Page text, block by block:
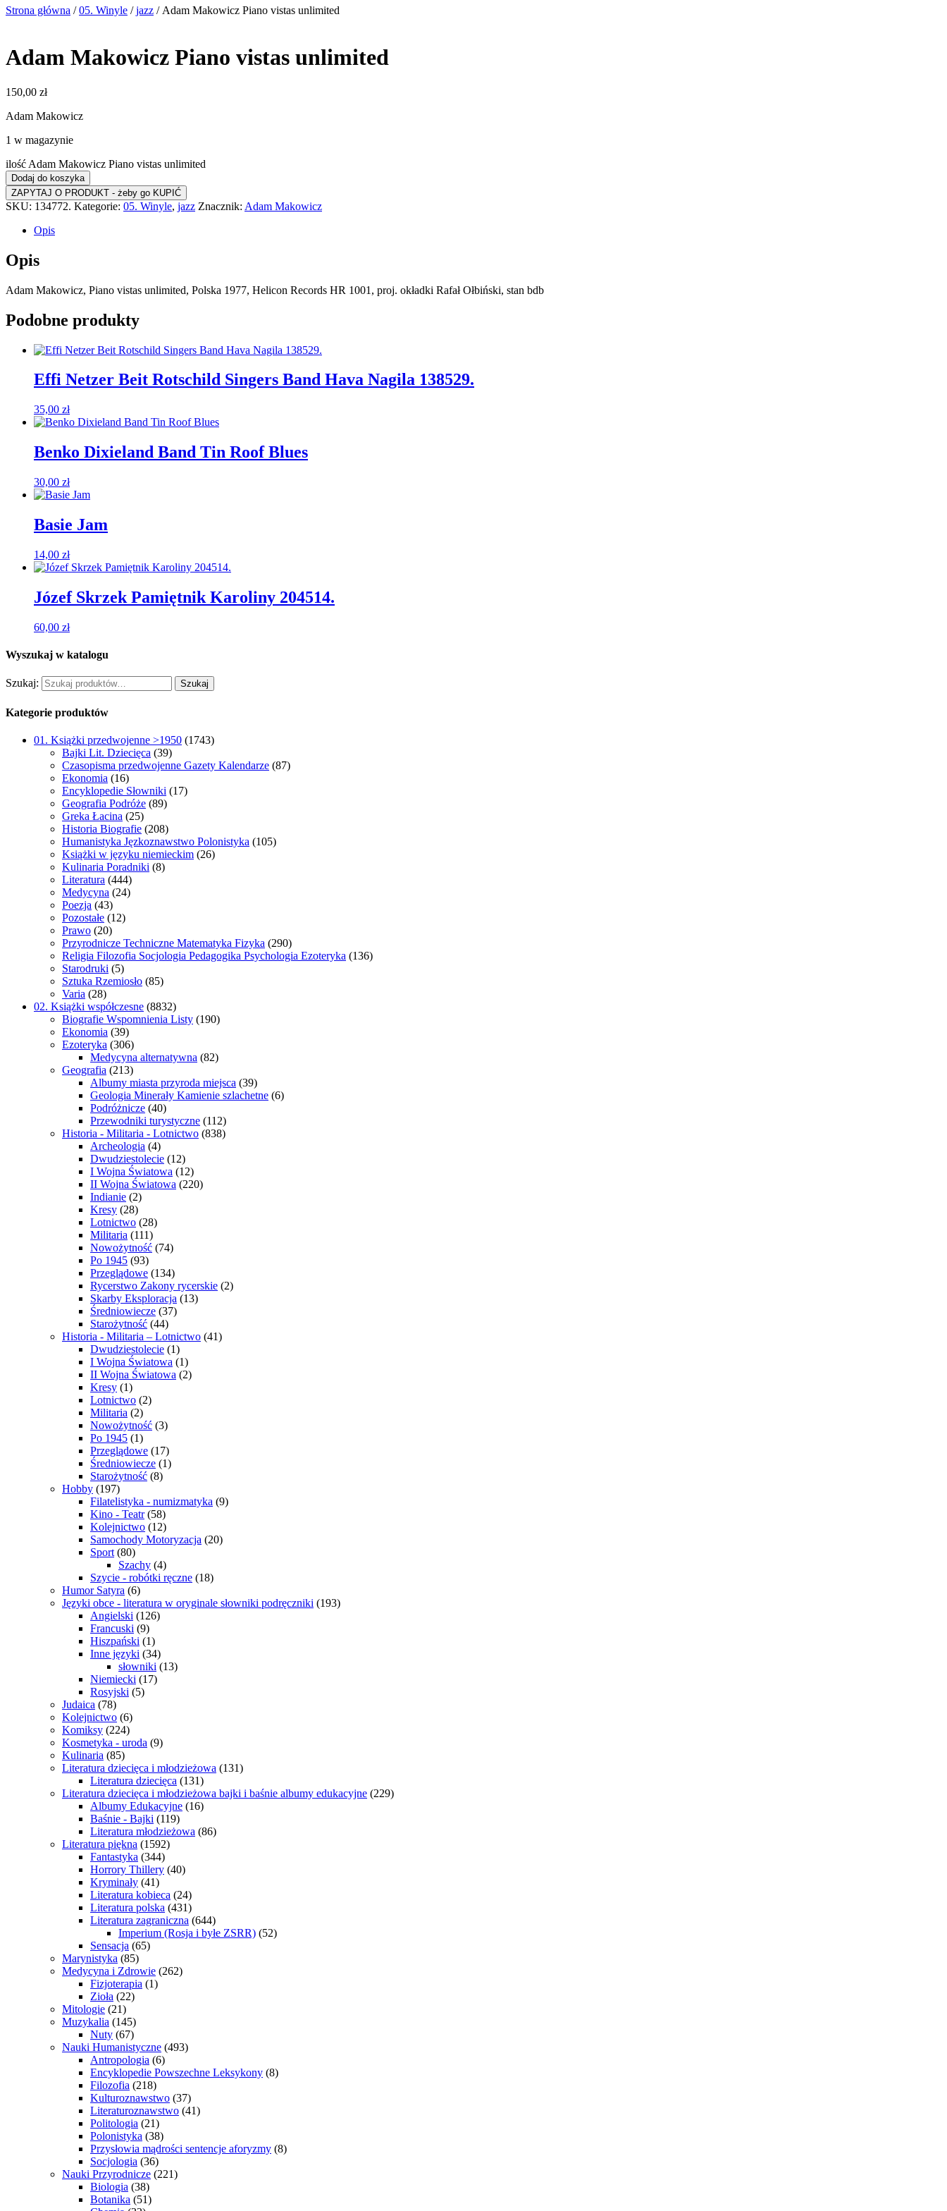
Strona główna /05. Winyle /jazz / Adam Makowicz Piano vistas unlimited
Adam Makowicz Piano vistas unlimited
150,00 zł
Adam Makowicz
1 w magazynie
ilość Adam Makowicz Piano vistas unlimited
Dodaj do koszyka
SKU: 134772. Kategorie: 05. Winyle, jazz Znacznik: Adam Makowicz
Opis
Opis
Adam Makowicz, Piano vistas unlimited, Polska 1977, Helicon Records HR 1001, proj. okładki Rafał Ołbiński, stan bdb
Podobne produkty
Effi Netzer Beit Rotschild Singers Band Hava Nagila 138529.
35,00 zł
Benko Dixieland Band Tin Roof Blues
30,00 zł
Basie Jam
14,00 zł
Józef Skrzek Pamiętnik Karoliny 204514.
60,00 zł
Wyszukaj w katalogu
Szukaj: Szukaj
Kategorie produktów
01. Książki przedwojenne >1950 (1743)
Bajki Lit. Dziecięca (39)
Czasopisma przedwojenne Gazety Kalendarze (87)
Ekonomia (16)
Encyklopedie Słowniki (17)
Geografia Podróże (89)
Greka Łacina (25)
Historia Biografie (208)
Humanistyka Jęzkoznawstwo Polonistyka (105)
Książki w języku niemieckim (26)
Kulinaria Poradniki (8)
Literatura (444)
Medycyna (24)
Poezja (43)
Pozostałe (12)
Prawo (20)
Przyrodnicze Techniczne Matematyka Fizyka (290)
Religia Filozofia Socjologia Pedagogika Psychologia Ezoteryka (136)
Starodruki (5)
Sztuka Rzemiosło (85)
Varia (28)
02. Książki współczesne (8832)
Biografie Wspomnienia Listy (190)
Ekonomia (39)
Ezoteryka (306)
Medycyna alternatywna (82)
Geografia (213)
Albumy miasta przyroda miejsca (39)
Geologia Minerały Kamienie szlachetne (6)
Podróżnicze (40)
Przewodniki turystyczne (112)
Historia - Militaria - Lotnictwo (838)
Archeologia (4)
Dwudziestolecie (12)
I Wojna Światowa (12)
II Wojna Światowa (220)
Indianie (2)
Kresy (28)
Lotnictwo (28)
Militaria (111)
Nowożytność (74)
Po 1945 (93)
Przeglądowe (134)
Rycerstwo Zakony rycerskie (2)
Skarby Eksploracja (13)
Średniowiecze (37)
Starożytność (44)
Historia - Militaria – Lotnictwo (41)
Dwudziestolecie (1)
I Wojna Światowa (1)
II Wojna Światowa (2)
Kresy (1)
Lotnictwo (2)
Militaria (2)
Nowożytność (3)
Po 1945 (1)
Przeglądowe (17)
Średniowiecze (1)
Starożytność (8)
Hobby (197)
Filatelistyka - numizmatyka (9)
Kino - Teatr (58)
Kolejnictwo (12)
Samochody Motoryzacja (20)
Sport (80)
Szachy (4)
Szycie - robótki ręczne (18)
Humor Satyra (6)
Języki obce - literatura w oryginale słowniki podręczniki (193)
Angielski (126)
Francuski (9)
Hiszpański (1)
Inne języki (34)
słowniki (13)
Niemiecki (17)
Rosyjski (5)
Judaica (78)
Kolejnictwo (6)
Komiksy (224)
Kosmetyka - uroda (9)
Kulinaria (85)
Literatura dziecięca i młodzieżowa (131)
Literatura dziecięca (131)
Literatura dziecięca i młodzieżowa bajki i baśnie albumy edukacyjne (229)
Albumy Edukacyjne (16)
Baśnie - Bajki (119)
Literatura młodzieżowa (86)
Literatura piękna (1592)
Fantastyka (344)
Horrory Thillery (40)
Kryminały (41)
Literatura kobieca (24)
Literatura polska (431)
Literatura zagraniczna (644)
Imperium (Rosja i byłe ZSRR) (52)
Sensacja (65)
Marynistyka (85)
Medycyna i Zdrowie (262)
Fizjoterapia (1)
Zioła (22)
Mitologie (21)
Muzykalia (145)
Nuty (67)
Nauki Humanistyczne (493)
Antropologia (6)
Encyklopedie Powszechne Leksykony (8)
Filozofia (218)
Kulturoznawstwo (37)
Literaturoznawstwo (41)
Politologia (21)
Polonistyka (38)
Przysłowia mądrości sentencje aforyzmy (8)
Socjologia (36)
Nauki Przyrodnicze (221)
Biologia (38)
Botanika (51)